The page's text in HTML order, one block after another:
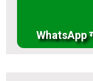
WhatsApp